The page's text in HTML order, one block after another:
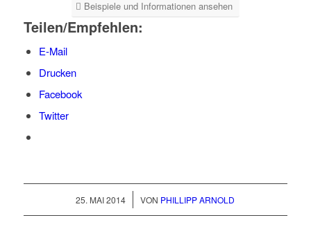
Beispiele und Informationen ansehen
Teilen/Empfehlen:
E-Mail
Drucken
Facebook
Twitter
25. MAI 2014
/ VON PHILLIPP ARNOLD